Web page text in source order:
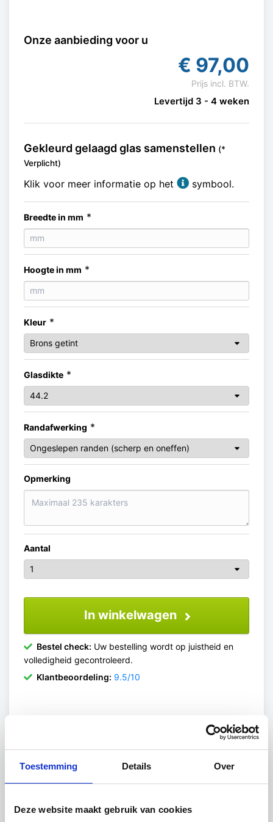
Toestemming Details Over
Deze website maakt gebruik van cookies
Onze aanbieding voor u
€ 97,00
Prijs incl. BTW.
Levertijd 3 - 4 weken
Gekleurd gelaagd glas samenstellen (*
Verplicht)
Klik voor meer informatie op het symbool.
Breedte in mm *
Hoogte in mm *
Kleur *
Glasdikte *
Randafwerking *
Opmerking
Aantal
In winkelwagen
Bestel check: Uw bestelling wordt op juistheid en
volledigheid gecontroleerd.
Klantbeoordeling: 9.5/10
Gekleurd gelaagd glas combineert veiligheid
met een unieke uitstraling. Het glas bestaat uit
meerdere lagen met daartussen sterke folies,
waardoor het bij breuk niet uiteenvalt maar als